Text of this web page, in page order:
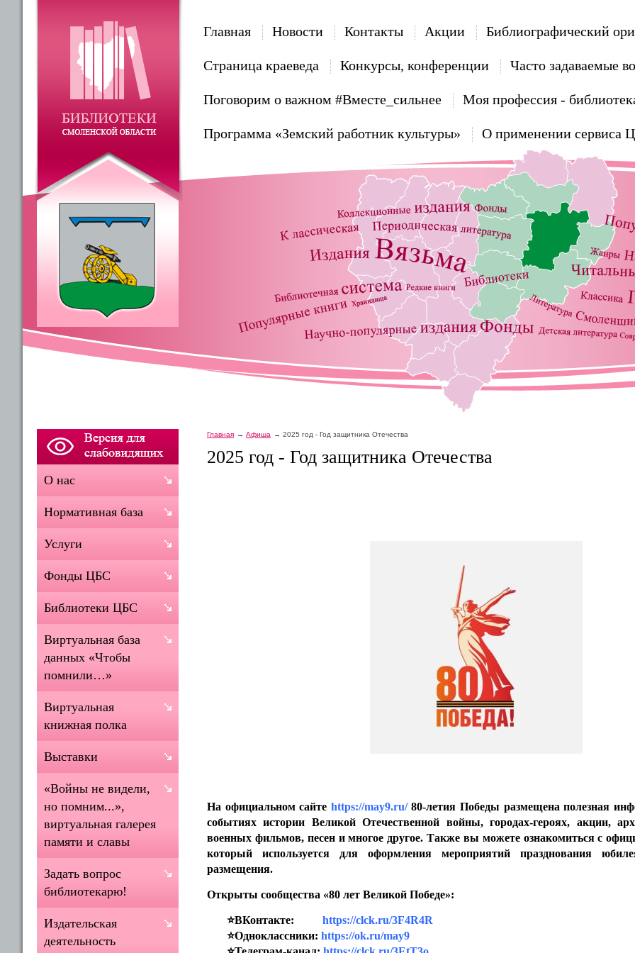
Главная Новости Контакты Акции Библиографический
Страница краеведа Конкурсы, конференции Часто задаваемые
Поговорим о важном #Вместе_сильнее Моя профессия -
Программа «Земский работник культуры» О применении сервиса
Главная Афиша 2025 год - Год защитника Отечества
2025 год - Год защитника Отечества
На официальном сайте https://may9.ru/80-летия Победы размещена полезная
событиях истории Великой Отечественной войны, городах-героях, акции,
военных фильмов, песен и многое другое. Также вы можете ознакомиться с
который используется для оформления мероприятий празднования
размещения.
Открыты сообщества «80 лет Великой Победе»:
⭐️ВКонтакте: https://clck.ru/3F4R4R
⭐️Одноклассники: https://ok.ru/may9
О нас
Нормативная база
Услуги
Фонды ЦБС
Библиотеки ЦБС
Виртуальная база
данных «Чтобы
помнили…»
Виртуальная
книжная полка
Выставки
«Войны не видели,
но помним...»,
виртуальная галерея
памяти и славы
Задать вопрос
библиотекарю!
Издательская
деятельность